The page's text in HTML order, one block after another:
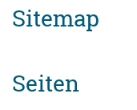
Sitemap
Seiten